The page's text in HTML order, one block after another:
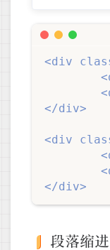
<div
</div>
<div
</div>
段落缩进